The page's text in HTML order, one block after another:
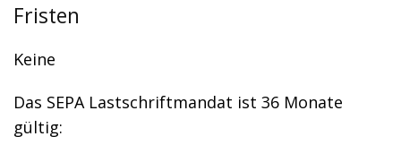
Fristen
Keine
Das SEPA Lastschriftmandat ist 36 Monate
gültig: